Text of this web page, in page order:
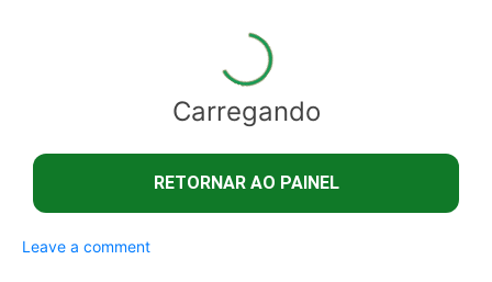
Carregando
RETORNAR AO PAINEL
Leave a comment